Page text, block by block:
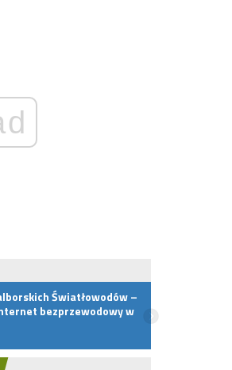
Światłowodów –
bezprzewodowy w